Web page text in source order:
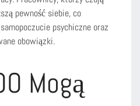
pewność siebie, co
psychiczne oraz
obowiązki.
Mogą